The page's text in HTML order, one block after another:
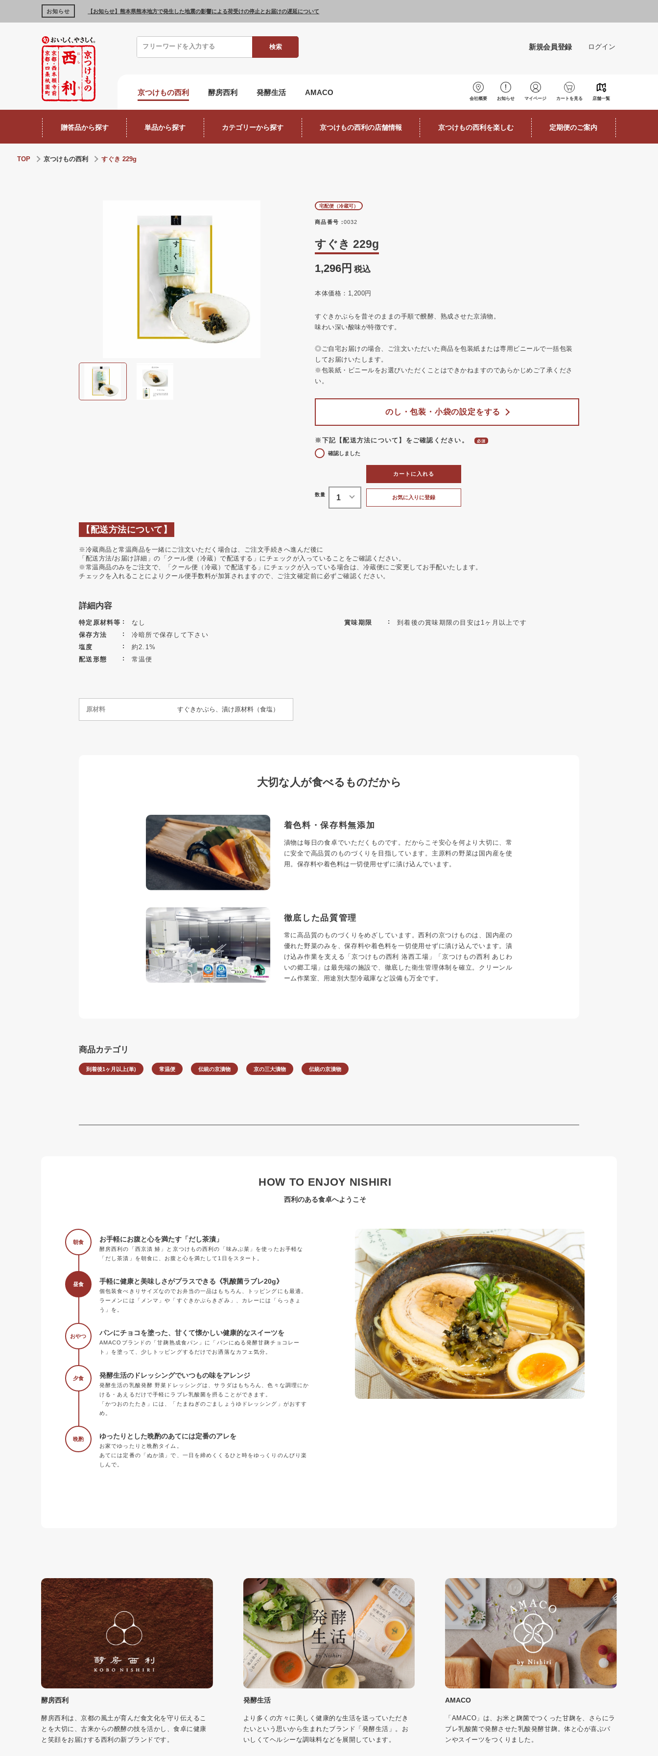
お知らせ 【お知らせ】熊本県熊本地方で発生した地震の影響による荷受けの停止とお届けの遅延について
検索 新規会員登録 ログイン
京つけもの西利 酵房西利 発酵生活 AMACO
会社概要 お知らせ マイページ カートを見る 店舗一覧
贈答品から探す 単品から探す カテゴリーから探す 京つけもの西利の店舗情報 京つけもの西利を楽しむ 定期便のご案内
TOP 京つけもの西利 すぐき 229g
宅配便（冷蔵可）
商品番号 0032
すぐき 229g
1,296 税込
本体価格：1,200円
すぐきかぶらを昔そのままの手順で醗酵、熟成させた京漬物。
味わい深い酸味が特徴です。
◎ご自宅お届けの場合、ご注文いただいた商品を包装紙または専用ビニールで一括包装
してお届けいたします。
※包装紙・ビニールをお選びいただくことはできかねますのであらかじめご了承くださ
い。
のし・包装・小袋の設定をする
※下記【配送方法について】をご確認ください。
確認しました
お気に入りに登録
カートに入れる
【配送方法について】
※冷蔵商品と常温商品を一緒にご注文いただく場合は、ご注文手続きへ進んだ後に
「配送方法/お届け詳細」の「クール便（冷蔵）で配送する」にチェックが入っていることをご確認ください。
※常温商品のみをご注文で、「クール便（冷蔵）で配送する」にチェックが入っている場合は、冷蔵便にご変更してお手配いたします。
チェックを入れることによりクール便手数料が加算されますので、ご注文確定前に必ずご確認ください。
詳細内容
特定原材料等
なし
保存方法
冷暗所で保存して下さい
塩度
約2.1%
配送形態
常温便
賞味期限 到着後の賞味期限の目安は1ヶ月以上です
原材料 すぐきかぶら、漬け原材料（食塩）
大切な人が食べるものだから
着色料・保存料無添加
漬物は毎日の食卓でいただくものです。だからこそ安心を何より大切に、常
に安全で高品質のものづくりを目指しています。主原料の野菜は国内産を使
用。保存料や着色料は一切使用せずに漬け込んでいます。
徹底した品質管理
常に高品質のものづくりをめざしています。西利の京つけものは、国内産の
優れた野菜のみを、保存料や着色料を一切使用せずに漬け込んでいます。漬
け込み作業を支える「京つけもの西利 洛西工場」「京つけもの西利 あじわ
いの郷工場」は最先端の施設で、徹底した衛生管理体制を確立。クリーンル
ーム作業室、用途別大型冷蔵庫など設備も万全です。
商品カテゴリ
到着後1ヶ月以上(単) 常温便 伝統の京漬物 京の三大漬物 伝統の京漬物
HOW TO ENJOY NISHIRI
西利のある食卓へようこそ
朝食 お手軽にお腹と心を満たす「だし茶漬」
酵房西利の「西京漬 鰆」と京つけもの西利の「味みぶ菜」を使ったお手軽な
「だし茶漬」を朝食に、お腹と心を満たして1日をスタート。
昼食 手軽に健康と美味しさがプラスできる《乳酸菌ラブレ20g》
個包装食べきりサイズなのでお弁当の一品はもちろん、トッピングにも最適。
ラーメンには「メンマ」や「すぐきかぶらきざみ」、カレーには「らっきょ
う」を。
おやつ パンにチョコを塗った、甘くて懐かしい健康的なスイーツを
AMACOブランドの「甘麹熟成食パン」に「パンにぬる発酵甘麹チョコレー
ト」を塗って、少しトッピングするだけでお洒落なカフェ気分。
夕食 発酵生活のドレッシングでいつもの味をアレンジ
発酵生活の乳酸発酵 野菜ドレッシングは、サラダはもちろん、色々な調理にか
ける・あえるだけで手軽にラブレ乳酸菌を摂ることができます。
「かつおのたたき」には、「たまねぎのごましょうゆドレッシング」がおすす
め。
晩酌 ゆったりとした晩酌のあてには定番のアレを
お家でゆったりと晩酌タイム。
あてには定番の「ぬか漬」で、一日を締めくくるひと時をゆっくりのんびり楽
しんで。
酵房西利
酵房西利は、京都の風土が育んだ食文化を守り伝えるこ
とを大切に、古来からの醗酵の技を活かし、食卓に健康
と笑顔をお届けする西利の新ブランドです。
発酵生活
より多くの方々に美しく健康的な生活を送っていただき
たいという思いから生まれたブランド「発酵生活」。お
いしくてヘルシーな調味料などを展開しています。
AMACO
「AMACO」は、お米と麹菌でつくった甘麹を、さらにラ
ブレ乳酸菌で発酵させた乳酸発酵甘麹。体と心が喜ぶパ
ンやスイーツをつくりました。